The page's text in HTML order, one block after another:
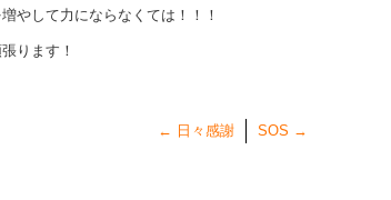
やして力にならなくては！！！
ります！
← 日々感謝 SOS →